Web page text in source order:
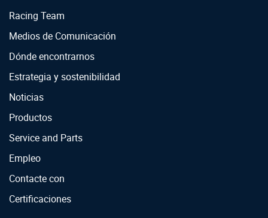
Racing Team
Medios de Comunicación
Dónde encontrarnos
Estrategia y sostenibilidad
Noticias
Productos
Service and Parts
Empleo
Contacte con
Certificaciones